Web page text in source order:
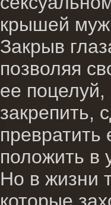
крышей
Закрыв
позволяя
ее
закрепить,
превратить
положить в
Но в жизни
которые